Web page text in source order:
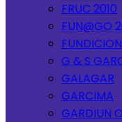
FRUC 2010
FUN@GO
G & S
GALAGAR
GARCIMA
GARDIUN